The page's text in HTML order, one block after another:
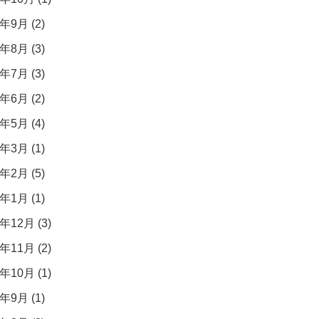
9月 (2)
8月 (3)
7月 (3)
6月 (2)
5月 (4)
3月 (1)
2月 (5)
1月 (1)
12月 (3)
11月 (2)
10月 (1)
9月 (1)